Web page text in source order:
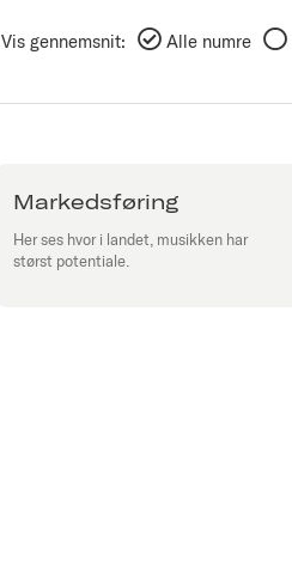
Vis gennemsnit: Alle numre
Markedsføring
Her ses hvor i landet, musikken har
størst potentiale.